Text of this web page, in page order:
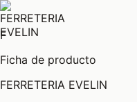
F
Ficha de producto
FERRETERIA EVELIN